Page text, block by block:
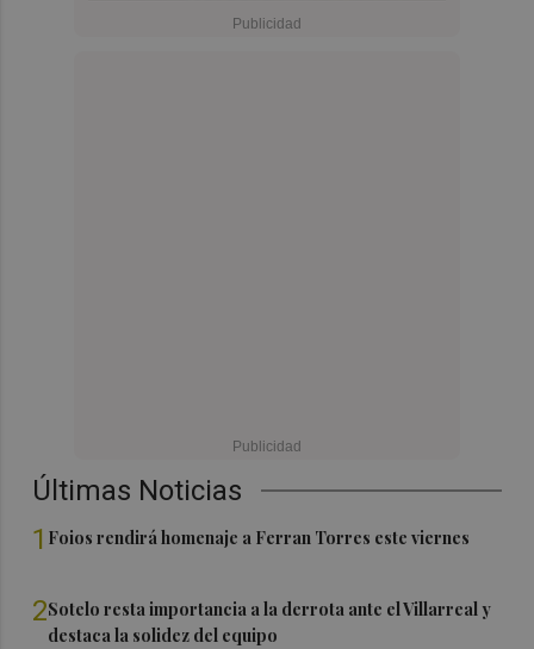
Últimas Noticias
1 Foios rendirá homenaje a Ferran Torres este viernes
2Sotelo resta importancia a la derrota ante el Villarreal y
destaca la solidez del equipo